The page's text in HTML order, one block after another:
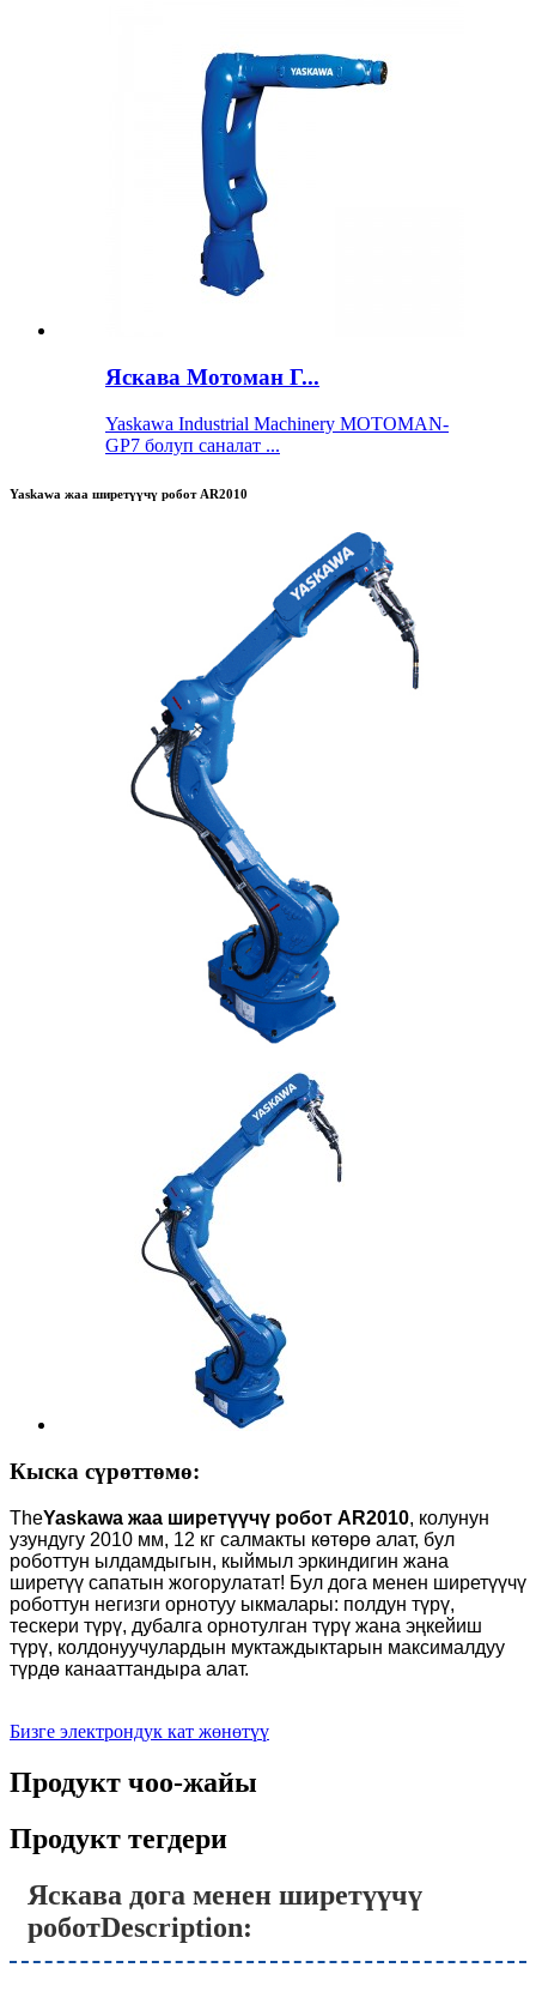
Яскава Мотоман Г...
Yaskawa Industrial Machinery MOTOMAN-
GP7 болуп саналат ...
Yaskawa жаа ширетүүчү робот AR2010
Кыска сүрөттөмө:
TheYaskawa жаа ширетүүчү робот AR2010, колунун
узундугу 2010 мм, 12 кг салмакты көтөрө алат, бул
роботтун ылдамдыгын, кыймыл эркиндигин жана
ширетүү сапатын жогорулатат! Бул дога менен ширетүүчү
роботтун негизги орнотуу ыкмалары: полдун түрү,
тескери түрү, дубалга орнотулган түрү жана эңкейиш
түрү, колдонуучулардын муктаждыктарын максималдуу
түрдө канааттандыра алат.
Бизге электрондук кат жөнөтүү
Продукт чоо-жайы
Продукт тегдери
Яскава дога менен ширетүүчү
роботDescription: